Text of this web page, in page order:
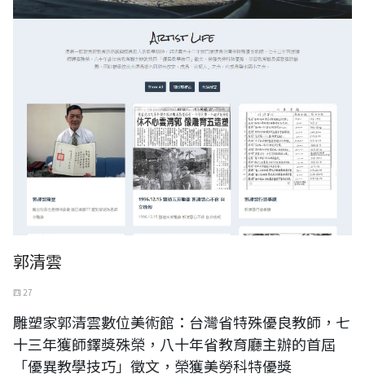
郭清雲
四 27
雕塑家郭清雲數位美術館：台灣省特殊優良教師，七
十三年獲師鐸獎殊榮，八十年省教育廳主辦的首屆
「優異教學技巧」徵文，榮獲美勞科特優獎